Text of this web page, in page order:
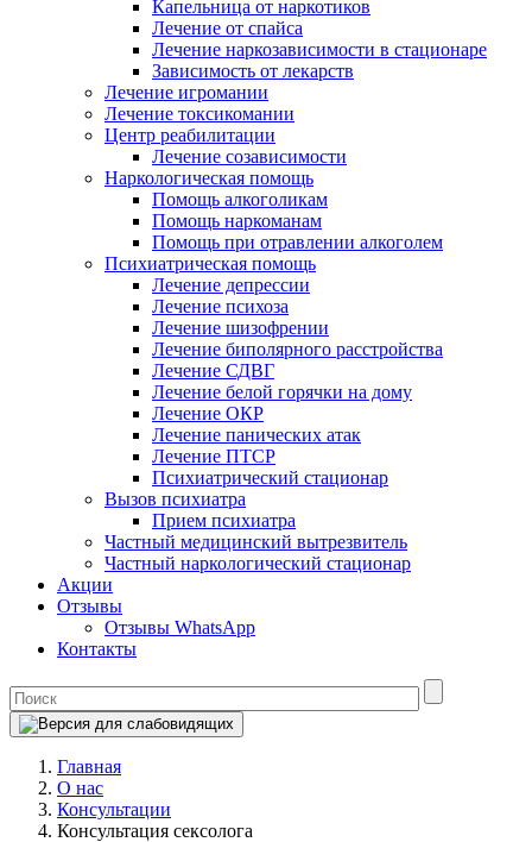
Капельница от наркотиков
Лечение от спайса
Лечение наркозависимости в стационаре
Зависимость от лекарств
Лечение игромании
Лечение токсикомании
Центр реабилитации
Лечение созависимости
Наркологическая помощь
Помощь алкоголикам
Помощь наркоманам
Помощь при отравлении алкоголем
Психиатрическая помощь
Лечение депрессии
Лечение психоза
Лечение шизофрении
Лечение биполярного расстройства
Лечение СДВГ
Лечение белой горячки на дому
Лечение ОКР
Лечение панических атак
Лечение ПТСР
Психиатрический стационар
Вызов психиатра
Прием психиатра
Частный медицинский вытрезвитель
Частный наркологический стационар
Акции
Отзывы
Отзывы WhatsApp
Контакты
Главная
О нас
Консультации
Консультация сексолога